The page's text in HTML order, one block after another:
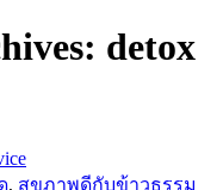
detox
, สุขภาพดีกับข้าวธรรม